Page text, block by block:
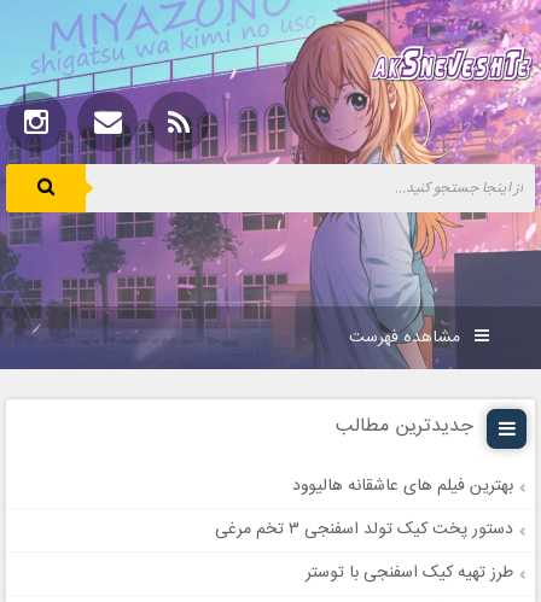
مشاهده فهرست
جدیدترین مطالب
بهترین فیلم های عاشقانه هالیوود
دستور پخت کیک تولد اسفنجی ۳ تخم مرغی
طرز تهیه کیک اسفنجی با توستر